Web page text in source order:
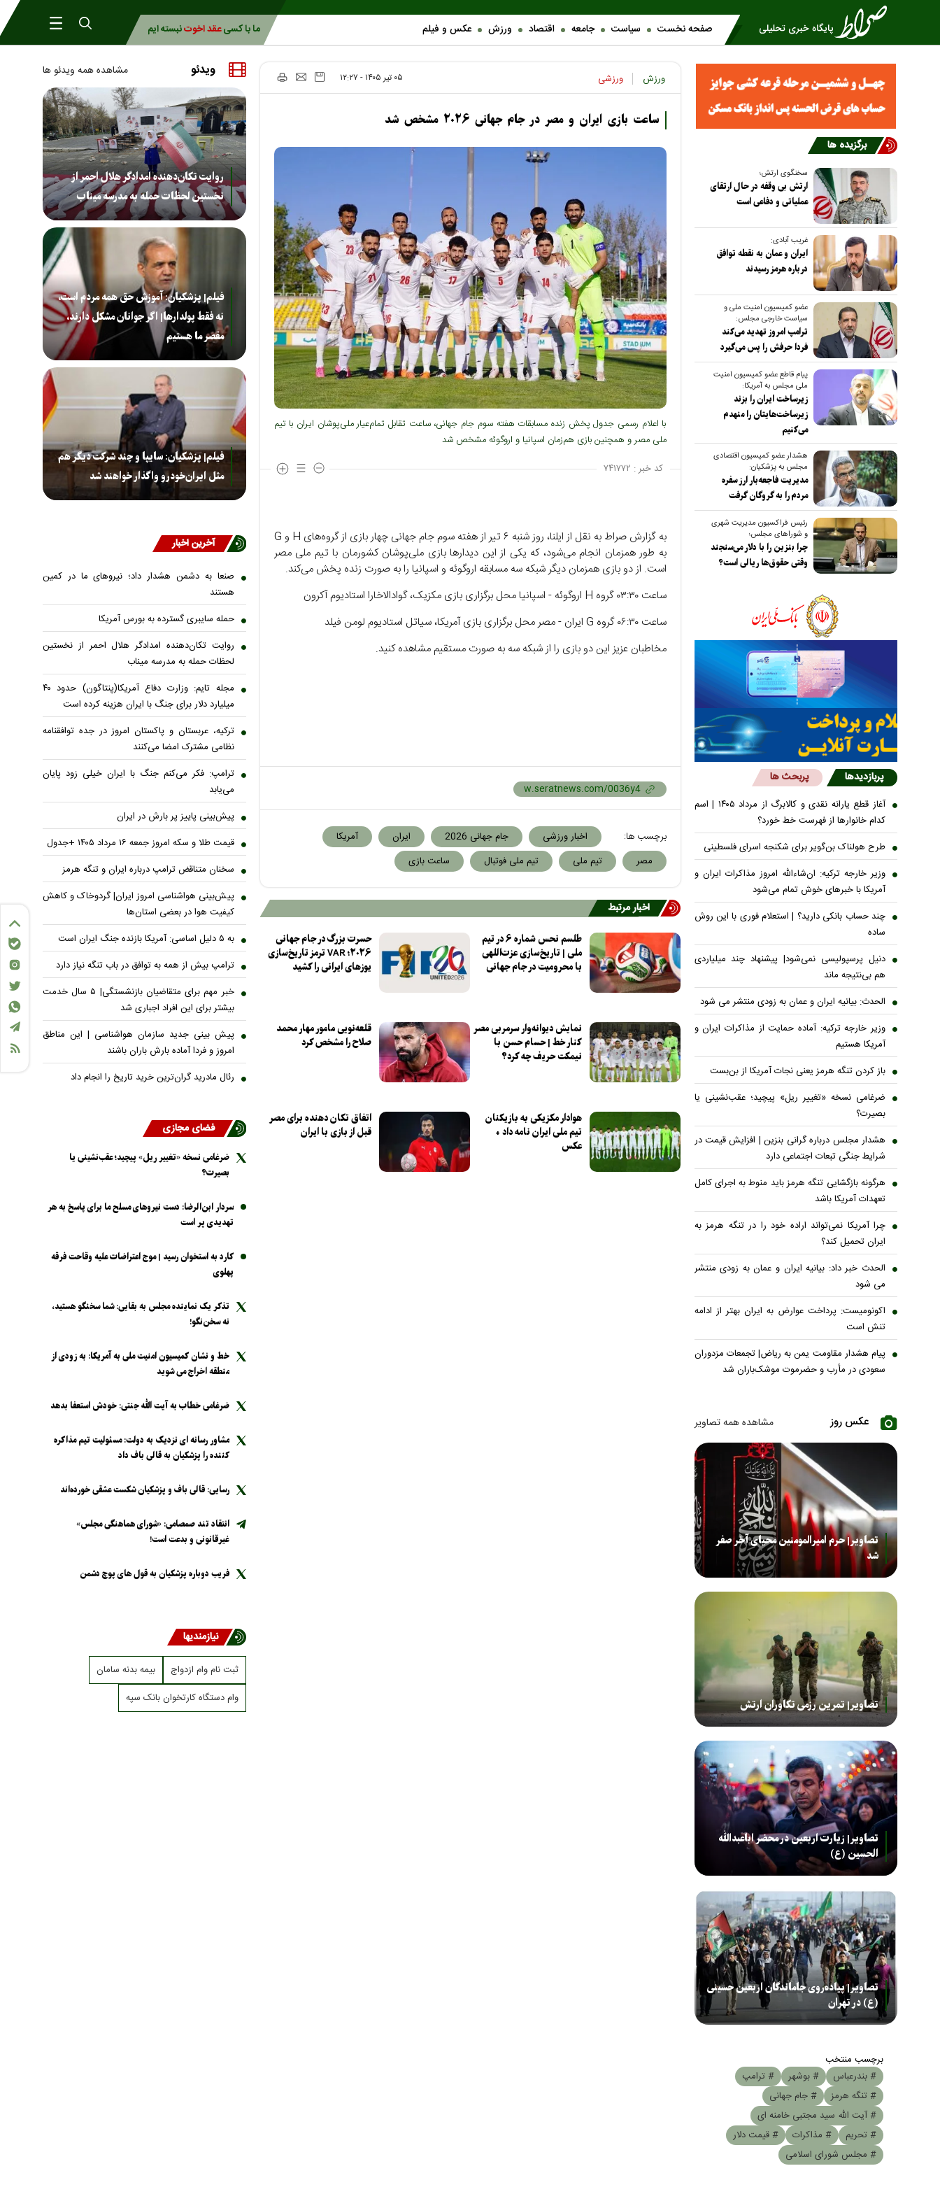
صفحه نخست سیاست جامعه اقتصاد ورزش عکس و فیلم ما با کسیعقد اخوتنبسته ایم
ورزش ورزشی ۰۵ تير ۱۴۰۵ - ۱۲:۲۷
ساعت بازی ایران و مصر در جام جهانی ۲۰۲۶ مشخص شد
با اعلام رسمی جدول پخش زنده مسابقات هفته سوم جام جهانی، ساعت تقابل تمام‌عیار ملی‌پوشان ایران با تیم
ملی مصر و همچنین بازی هم‌زمان اسپانیا و اروگوئه مشخص شد
کد خبر : ۷۴۱۷۷۲
به گزارش صراط به نقل از ایلنا، روز شنبه ۶ تیر از هفته سوم جام جهانی چهار بازی از گروه‌های H و G
به طور همزمان انجام می‌شود، که یکی از این دیدارها بازی ملی‌پوشان کشورمان با تیم ملی مصر
است. از دو بازی همزمان دیگر شبکه سه مسابقه اروگوئه و اسپانیا را به صورت زنده پخش می‌کند.
ساعت ۰۳:۳۰ گروه H اروگوئه - اسپانیا محل برگزاری بازی مکزیک، گوادالاخارا استادیوم آکرون
ساعت ۰۶:۳۰ گروه G ایران - مصر محل برگزاری بازی آمریکا، سیاتل استادیوم لومن فیلد
مخاطبان عزیز این دو بازی را از شبکه سه به صورت مستقیم مشاهده کنید.
برچسب ها: اخبار ورزشی جام جهانی 2026 ایران
آمریکا
مصر
تیم ملی تیم ملی فوتبال ساعت بازی
اخبار مرتبط
طلسم نحس شماره ۶ در تیم
ملی | تاریخ‌سازی عزت‌اللهی
با محرومیت در جام جهانی
حسرت بزرگ در جام جهانی
۲۰۲۶؛ VAR ترمز تاریخ‌سازی
یوزهای ایرانی را کشید
نمایش دیوانه‌وار سرمربی مصر
کنار خط | حسام حسن با
نیمکت حریف چه کرد؟
قلعه‌نویی مامور مهار محمد
صلاح را مشخص کرد
هوادار مکزیکی به بازیکنان
تیم ملی ایران نامه داد +
عکس
اتفاق تکان دهنده برای مصر
قبل از بازی با ایران
برگزیده ها
سخنگوی ارتش؛
ارتش بی وقفه در حال ارتقای
عملیاتی و دفاعی است
غریب آبادی:
ایران و عمان به نقطه توافق
درباره هرمز رسیدند
عضو کمیسیون امنیت ملی و
سیاست خارجی مجلس:
ترامپ امروز تهدید می‌کند
فردا حرفش را پس می‌گیرد
پیام قاطع عضو کمیسیون امنیت
ملی مجلس به آمریکا:
زیرساخت ایران را بزند
زیرساخت‌هایتان را منهدم
می‌کنیم
هشدار عضو کمیسیون اقتصادی
مجلس به پزشکیان:
مدیریت فاجعه‌بار ارز سفره
مردم را به گروگان گرفت
رئیس فراکسیون مدیریت شهری
و شوراهای مجلس؛
چرا بنزین را با دلار می‌سنجند
وقتی حقوق‌ها ریالی است؟
پربازدیدها پربحث ها
آغاز قطع یارانه نقدی و کالابرگ از مرداد ۱۴۰۵ | اسم
کدام خانوار‌ها از فهرست خط خورد؟
طرح هولناک بن‌گویر برای شکنجه اسرای فلسطینی
وزیر خارجه ترکیه: ان‌شاءالله امروز مذاکرات ایران و
آمریکا با خبرهای خوش تمام می‌شود
چند حساب بانکی دارید؟ | استعلام فوری با این روش
ساده
دنیل پرسپولیسی نمی‌شود| پیشنهاد چند میلیاردی
هم بی‌نتیجه ماند
الحدث: بیانیه ایران و عمان به زودی منتشر می شود
وزیر خارجه ترکیه: آماده حمایت از مذاکرات ایران و
آمریکا هستیم
باز کردن تنگه هرمز یعنی نجات آمریکا از بن‌بست
ضرغامی نسخه «تغییر ریل» پیچید؛ عقب‌نشینی یا
بصیرت؟
هشدار مجلس درباره گرانی بنزین | افزایش قیمت در
شرایط جنگی تبعات اجتماعی دارد
هرگونه بازگشایی تنگه هرمز باید منوط به اجرای کامل
تعهدات آمریکا باشد
چرا آمریکا نمی‌تواند اراده خود را در تنگه هرمز به
ایران تحمیل کند؟
الحدث خبر داد: بیانیه ایران و عمان به زودی منتشر
می شود
اکونومیست: پرداخت عوارض به ایران بهتر از ادامه
تنش است
پیام هشدار مقاومت یمن به ریاض| تجمعات مزدوران
سعودی در مأرب و حضرموت موشک‌باران شد
عکس روز مشاهده همه تصاویر
تصاویر| حرم امیرالمومنین محیای آخر صفر
شد
تصاویر| تمرین رزمی تکاوران ارتش
تصاویر| زیارت اربعین در محضر اباعبدالله
الحسین (ع)
تصاویر| پیاده‌روی جاماندگان اربعین حسینی
(ع) در تهران
برچسب منتخب
# بندرعباس
# بوشهر
# ترامپ
# تنگه هرمز
# جام جهانی
# آیت الله سید مجتبی خامنه ای
# تحریم
# مذاکرات
# قیمت دلار
# مجلس شورای اسلامی
ویدئو مشاهده همه ویدئو ها
روایت تکان‌دهنده امدادگر هلال احمر از
نخستین لحظات حمله به مدرسه میناب
فیلم| پزشکیان: آموزش حق همه مردم است،
نه فقط پولدارها| اگر جوانان مشکل دارند،
مقصر ما هستیم
فیلم| پزشکیان: سایپا و چند شرکت دیگر هم
مثل ایران‌خودرو واگذار خواهند شد
آخرین اخبار
صنعا به دشمن هشدار داد؛ نیروهای ما در کمین
هستند
حمله سایبری گسترده به بورس آمریکا
روایت تکان‌دهنده امدادگر هلال احمر از نخستین
لحظات حمله به مدرسه میناب
مجله تایم: وزارت دفاع آمریکا(پنتاگون) حدود ۴۰
میلیارد دلار برای جنگ با ایران هزینه کرده است
ترکیه، عربستان و پاکستان امروز در جده توافقنامه
نظامی مشترک امضا می‌کنند
ترامپ: فکر می‌کنم جنگ با ایران خیلی زود پایان
می‌یابد
پیش‌بینی پاییز پر بارش در ایران
قیمت طلا و سکه امروز جمعه ۱۶ مرداد ۱۴۰۵ +جدول
سخنان متناقض ترامپ درباره ایران و تنگه هرمز
پیش‌بینی هواشناسی امروز ایران| گردوخاک و کاهش
کیفیت هوا در بعضی استان‌ها
به ۵ دلیل اساسی: آمریکا بازنده جنگ ایران است
ترامپ بیش از همه به توافق در باب تنگه نیاز دارد
خبر مهم برای متقاضیان بازنشستگی| ۵ سال خدمت
بیشتر برای این افراد اجباری شد
پیش بینی جدید سازمان هواشناسی | این مناطق
امروز و فردا آماده بارش باران باشند
رئال مادرید گران‌ترین خرید تاریخ را انجام داد
فضای مجازی
ضرغامی نسخه «تغییر ریل» پیچید؛ عقب‌نشینی یا
بصیرت؟
سردار ابن‌الرضا: دست نیرو‌های مسلح ما برای پاسخ به هر
تهدیدی پر است
کارد به استخوان رسید | موج اعتراضات علیه وقاحت فرقه
پهلوی
تذکر یک نماینده مجلس به بقایی: شما سخنگو هستید،
نه سخن‌نگو!
خط و نشان کمیسیون امنیت ملی به آمریکا: به زودی از
منطقه اخراج می شوید
ضرغامی خطاب به آیت الله جنتی: خودش استعفا بدهد
مشاور رسانه ای نزدیک به دولت: مسئولیت تیم مذاکره
کننده را پزشکیان به قالی باف داد
رسایی: قالی باف و پزشکیان شکست عشقی خورده‌اند
انتقاد تند صمصامی: «شورای هماهنگی مجلس»
غیرقانونی و بدعت است!
فریب دوباره پزشکیان به قول های پوچ دشمن
نیازمندیها
ثبت نام وام ازدواج
بیمه بدنه سامان
وام دستگاه کارتخوان بانک سپه